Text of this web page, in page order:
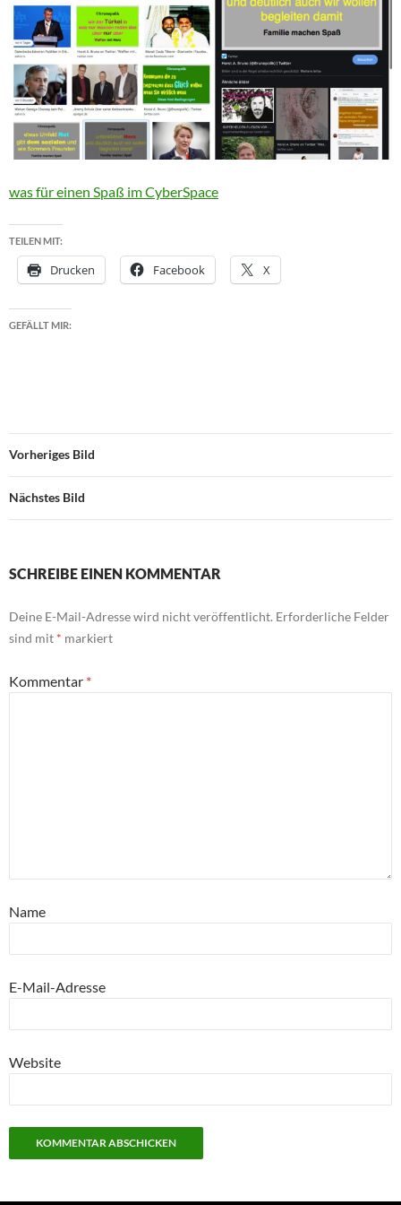
was für einen Spaß im CyberSpace
TEILEN MIT:
Drucken Facebook X
GEFÄLLT MIR:
Vorheriges Bild
Nächstes Bild
SCHREIBE EINEN KOMMENTAR
Deine E-Mail-Adresse wird nicht veröffentlicht. Erforderliche Felder
sind mit * markiert
Kommentar *
Name
E-Mail-Adresse
Website